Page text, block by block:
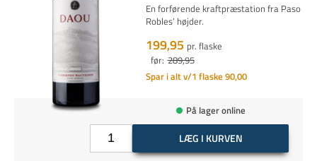
En forførende kraftpræstation fra Paso
Robles’ højder.
199,95 pr. flaske
før: 289,95
Spar i alt v/1 flaske 90,00
På lager online
LÆG I KURVEN